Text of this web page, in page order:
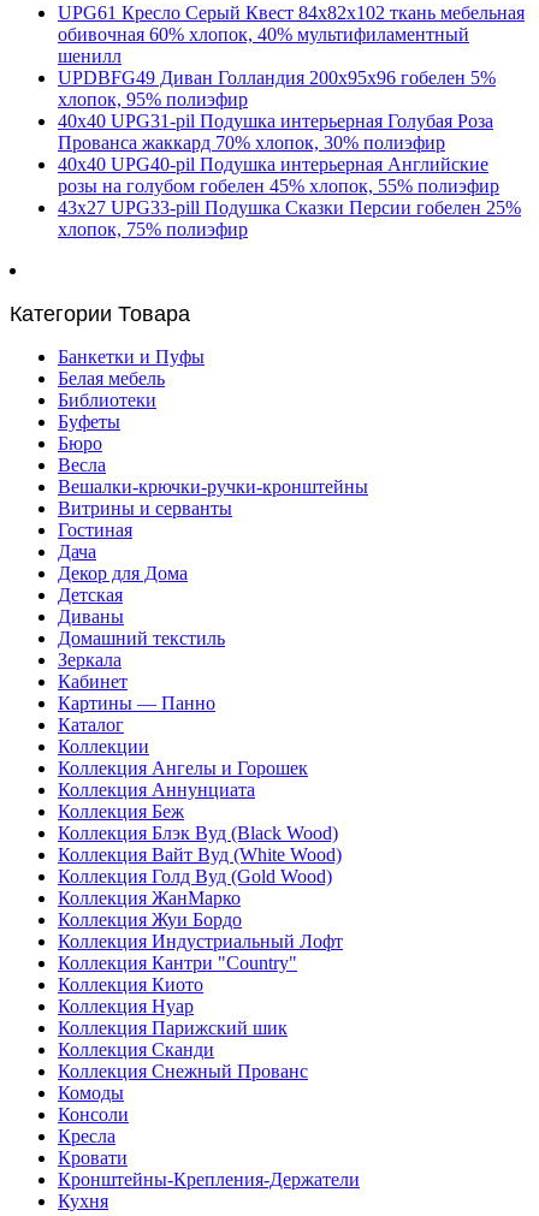
UPG61 Кресло Серый Квест 84х82х102 ткань мебельная
обивочная 60% хлопок, 40% мультифиламентный
шенилл
UPDBFG49 Диван Голландия 200х95х96 гобелен 5%
хлопок, 95% полиэфир
40х40 UPG31-pil Подушка интерьерная Голубая Роза
Прованса жаккард 70% хлопок, 30% полиэфир
40х40 UPG40-pil Подушка интерьерная Английские
розы на голубом гобелен 45% хлопок, 55% полиэфир
43х27 UPG33-pill Подушка Сказки Персии гобелен 25%
хлопок, 75% полиэфир
Категории Товара
Банкетки и Пуфы
Белая мебель
Библиотеки
Буфеты
Бюро
Весла
Вешалки-крючки-ручки-кронштейны
Витрины и серванты
Гостиная
Дача
Декор для Дома
Детская
Диваны
Домашний текстиль
Зеркала
Кабинет
Картины — Панно
Каталог
Коллекции
Коллекция Ангелы и Горошек
Коллекция Аннунциата
Коллекция Беж
Коллекция Блэк Вуд (Black Wood)
Коллекция Вайт Вуд (White Wood)
Коллекция Голд Вуд (Gold Wood)
Коллекция ЖанМарко
Коллекция Жуи Бордо
Коллекция Индустриальный Лофт
Коллекция Кантри "Country"
Коллекция Киото
Коллекция Нуар
Коллекция Парижский шик
Коллекция Сканди
Коллекция Снежный Прованс
Комоды
Консоли
Кресла
Кровати
Кронштейны-Крепления-Держатели
Кухня